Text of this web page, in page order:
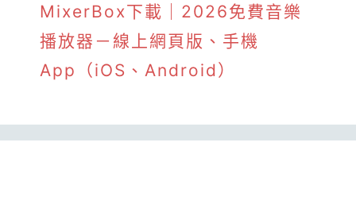
MixerBox下載｜2026免費音樂
播放器－線上網頁版、手機
App（iOS、Android）